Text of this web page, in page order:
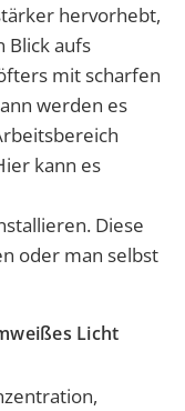
hervorhebt,
Blick aufs
mit scharfen
werden es
kann es
Diese
oder man selbst
Licht